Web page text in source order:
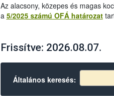
Az alacsony, közepes és magas
a 5/2025 számú OFÁ határozat
Frissítve: 2026.08.07.
Általános keresés: